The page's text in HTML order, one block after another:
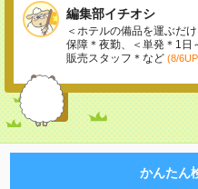
編集部イチオシ
＜ホテルの備品を運ぶだ
保障＊夜勤、＜単発＊1日
販売スタッフ＊など (8/
かんたん